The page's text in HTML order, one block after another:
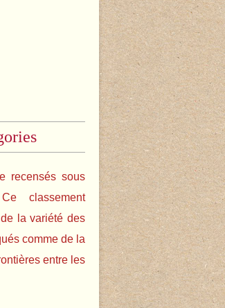
recensés sous
classement
la variété des
comme de la
entre les